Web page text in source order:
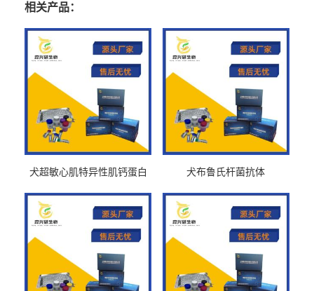
相关产品：
犬超敏心肌特异性肌钙蛋白
犬布鲁氏杆菌抗体